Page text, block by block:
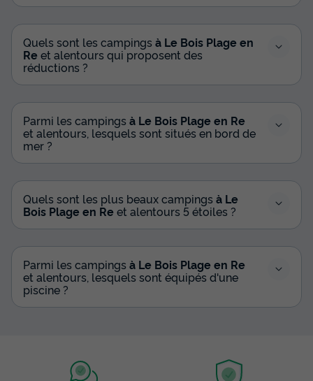
Quels sont les campings à Le Bois Plage en
Re et alentours qui proposent des
réductions ?
Parmi les campings à Le Bois Plage en Re
et alentours, lesquels sont situés en bord de
mer ?
Quels sont les plus beaux campings à Le
Bois Plage en Re et alentours 5 étoiles ?
Parmi les campings à Le Bois Plage en Re
et alentours, lesquels sont équipés d'une
piscine ?